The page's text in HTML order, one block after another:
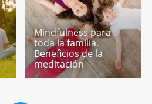
Mindfulness para
toda la familia.
Beneficios de la
meditación